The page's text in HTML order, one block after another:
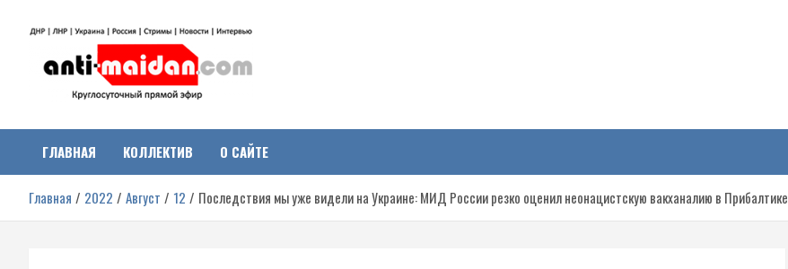
Антимайдан:
Гражданская война на
Украине
о гражданской войне на Украине, включая события в Новороссии,
ДНР, ЛНР и других регионах.
ГЛАВНАЯ КОЛЛЕКТИВ О САЙТЕ
Главная 2022 Август 12 Последствия мы уже видели на Украине: МИД России резко оценил неонацистскую вакханалию в Прибалтике